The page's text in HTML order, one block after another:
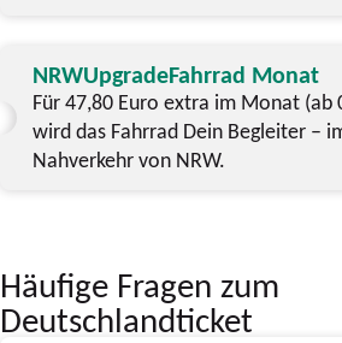
NRWUpgradeFahrrad Monat
Für 47,80 Euro extra im Monat (ab
wird das Fahrrad Dein Begleiter –
Nahverkehr von NRW.
Häufige Fragen zum
Deutschlandticket